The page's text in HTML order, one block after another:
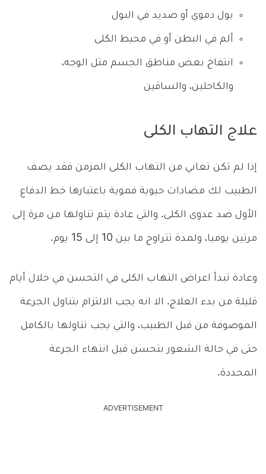
بول دموي أو صديد في البول
ألم في البطن أو في محيط الكلى
انتفاخ بعض مناطق الجسم مثل الوجه،
والكاحلين، والساقين
علاج التهاب الكلى
إذا لم تكن تعاني من التهاب الكلى المزمن فقد يصف
الطبيب لك مضادات حيوية فموية باعتبارها خط الدفاع
الأول ضد عدوى الكلى. والتي عادة يتم تناولها من مرة إلى
مرتين يوميا، ولمدة تتراوح ما بين 10 إلى 15 يوم.
وعادة تبدأ اعراض التهاب الكلى في التحسن في خلال أيام
قليلة من بدء العلاج. الا انه يجب الالتزام بتناول الجرعة
الموصوفة من قبل الطبيب، والتي يجب تناولها بالكامل
حتى في حالة الشعور بتحسن قبل انتهاء الجرعة
المحددة.
ADVERTISEMENT